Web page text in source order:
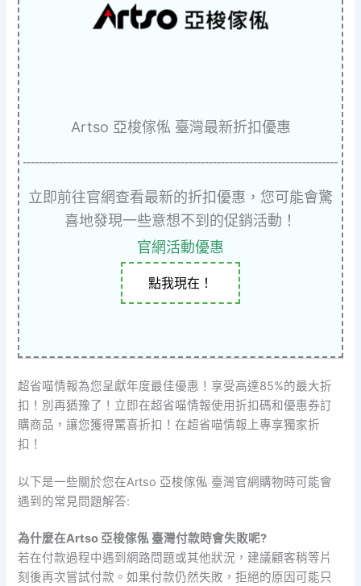
Artso 亞梭傢俬 臺灣最新折扣優惠
立即前往官網查看最新的折扣優惠，您可能會驚
喜地發現一些意想不到的促銷活動！
官網活動優惠
點我現在！
超省喵情報為您呈獻年度最佳優惠！享受高達85%的最大折
扣！別再猶豫了！立即在超省喵情報使用折扣碼和優惠券訂
購商品，讓您獲得驚喜折扣！在超省喵情報上專享獨家折
扣！
以下是一些關於您在Artso 亞梭傢俬 臺灣官網購物時可能會
遇到的常見問題解答:
為什麼在Artso 亞梭傢俬 臺灣付款時會失敗呢?
若在付款過程中遇到網路問題或其他狀況，建議顧客稍等片
刻後再次嘗試付款。如果付款仍然失敗，拒絕的原因可能只